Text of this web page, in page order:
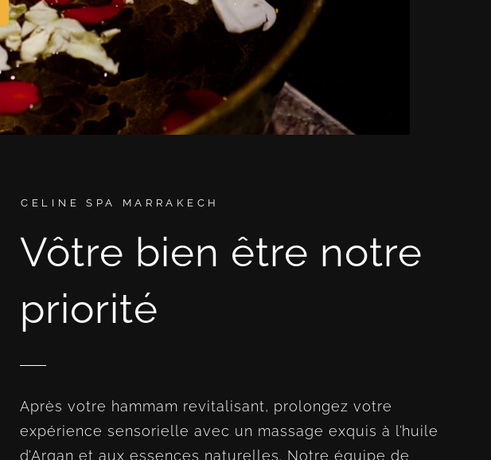
CELINE SPA MARRAKECH
Vôtre bien être notre
priorité
Après votre hammam revitalisant, prolongez votre
expérience sensorielle avec un massage exquis à l’huile
d’Argan et aux essences naturelles. Notre équipe de